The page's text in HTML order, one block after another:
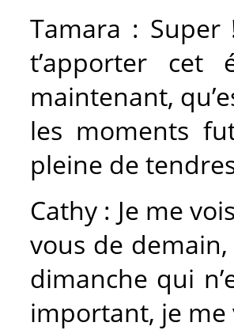
Tamara :
t’apporter cet
maintenant,
les moments
pleine de
Cathy : Je me
vous de
dimanche qui
important, je